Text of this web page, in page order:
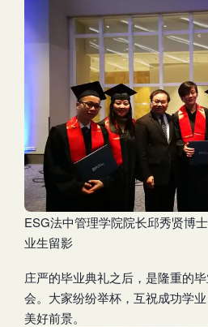
ESG法中管理学院院长邱秀贤博
业生留影
庄严的毕业典礼之后，是隆重的
会。大家纷纷举杯，互祝成功学
美好前景。